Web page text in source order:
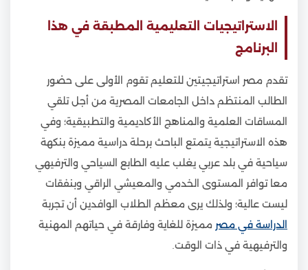
الاستراتيجيات التعليمية المطبقة في هذا
البرنامج
تقدم مصر استراتيجيتين للتعليم تقوم الأولى على حضور
الطالب المنتظم داخل الجامعات المصرية من أجل تلقي
المساقات العلمية والمناهج الأكاديمية والتطبيقية؛ وفي
هذه الاستراتيجية يتمتع الباحث برحلة دراسية مميزة بنكهة
سياحية في بلد عربي يغلب عليه الطابع السياحي والترفيهي
معا توافر المستوى الخدمي والمعيشي الراقي وبنفقات
ليست عالية؛ ولذلك يرى معظم الطلاب الوافدين أن تجربة
الدراسة في مصر مميزة للغاية وفارقة في حياتهم المهنية
والترفيهية في ذات الوقت.